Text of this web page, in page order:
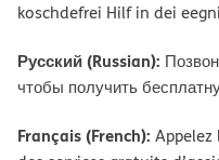
koschdefrei Hilf in dei
Русский (Russian):
чтобы получить
Français (French):